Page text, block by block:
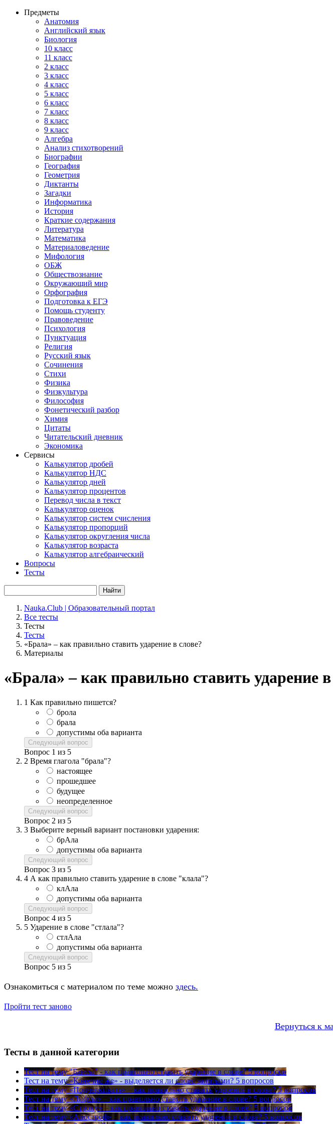
Предметы
Анатомия
Английский язык
Биология
10 класс
11 класс
2 класс
3 класс
4 класс
5 класс
6 класс
7 класс
8 класс
9 класс
Алгебра
Анализ стихотворений
Биографии
География
Геометрия
Диктанты
Загадки
Информатика
История
Краткие содержания
Литература
Математика
Материаловедение
Мифология
ОБЖ
Обществознание
Окружающий мир
Орфография
Подготовка к ЕГЭ
Помощь студенту
Правоведение
Психология
Пунктуация
Религия
Русский язык
Сочинения
Стихи
Физика
Физкультура
Философия
Фонетический разбор
Химия
Цитаты
Читательский дневник
Экономика
Сервисы
Калькулятор дробей
Калькулятор НДС
Калькулятор дней
Калькулятор процентов
Перевод числа в текст
Калькулятор оценок
Калькулятор систем счисления
Калькулятор пропорций
Калькулятор округления числа
Калькулятор возраста
Калькулятор алгебраический
Вопросы
Тесты
Найти
Nauka.Club | Образовательный портал
Все тесты
Тесты
Тесты
«Брала» – как правильно ставить ударение в слове?
Материалы
«Брала» – как правильно ставить ударение в
1 Как правильно пишется?
брола
брала
допустимы оба варианта
Следующий вопрос
Вопрос 1 из 5
2 Время глагола "брала"?
настоящее
прошедшее
будущее
неопределенное
Следующий вопрос
Вопрос 2 из 5
3 Выберите верный вариант постановки ударения:
брАла
допустимы оба варианта
Следующий вопрос
Вопрос 3 из 5
4 А как правильно ставить ударение в слове "клала"?
клАла
допустимы оба варианта
Следующий вопрос
Вопрос 4 из 5
5 Ударение в слове "стлала"?
стлАла
допустимы оба варианта
Следующий вопрос
Вопрос 5 из 5
Ознакомиться с материалом по теме можно здесь.
Пройти тест заново
Вернуться к
Тесты в данной категории
Тест на тему "Банты" - как правильно ставить ударение в слове? 5 вопросов
Тест на тему «Конечно же» - выделяется ли слово запятыми? 5 вопросов
Тест на тему «Подчеркивать» – как правильно ставить ударение в слове? 5 вопросов
Тест на тему «Лифты» – как правильно ставить ударение в слове? 5 вопросов
Тест на тему «Строку» – как правильно ставить ударение в слове? 5 вопросов
Тест на тему «Апостроф» – как правильно ставить ударение в слове? 5 вопросов